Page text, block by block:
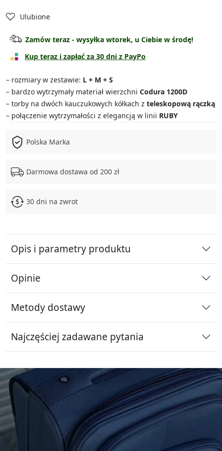
Torba duża
Torba bardzo duża
Zestaw 3w1
Zestaw 4w1
Ulubione
Zamów teraz - wysyłka wtorek, u Ciebie w środę!
Kup teraz i zapłać za 30 dni z PayPo
– rozmiary w zestawie: L + M + S
– bardzo wytrzymały materiał wierzchni Codura 1200D
– torby na dwóch kauczukowych kółkach z teleskopową rączką
– połączenie wytrzymałości z elegancją w linii RUBY
Polska Marka
Darmowa dostawa od 200 zł
30 dni na zwrot
Opis i parametry produktu
Opinie
Metody dostawy
Najczęściej zadawane pytania